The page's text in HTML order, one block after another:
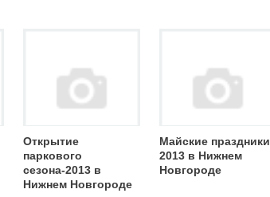
Открытие
паркового
сезона-2013 в
Нижнем Новгороде
Майские праздники
2013 в Нижнем
Новгороде